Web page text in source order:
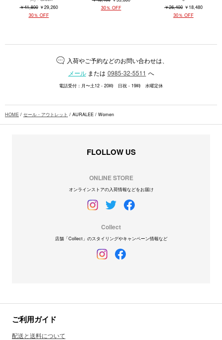
￥41,800 ￥29,260
30％ OFF
30％ OFF
￥26,400 ￥18,480
30％ OFF
入荷やご予約などのお問い合わせは、
メールまたは 0985-32-5511 へ
電話受付：月〜土12 - 20時 日祝 - 19時 水曜定休
HOME / セール・アウトレット / AURALEE / Women
FLOLLOW US
ONLINE STORE
オンラインストアの入荷情報などをお届け
Collect
店舗「Collect」のスタイリングやキャンペーン情報など
ご利用ガイド
配送と送料について